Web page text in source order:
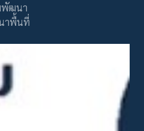
พัฒนา
าพื้นที่